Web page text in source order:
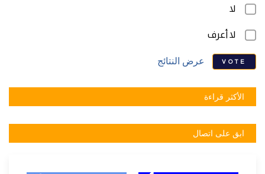
لا
لا أعرف
VOTE عرض النتائج
الأكثر قراءة
ابق على اتصال